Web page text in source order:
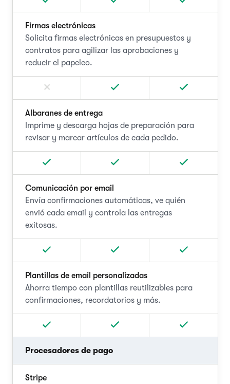
Firmas electrónicas
Solicita firmas electrónicas en presupuestos y
contratos para agilizar las aprobaciones y
reducir el papeleo.
Albaranes de entrega
Imprime y descarga hojas de preparación para
revisar y marcar artículos de cada pedido.
Comunicación por email
Envía confirmaciones automáticas, ve quién
envió cada email y controla las entregas
exitosas.
Plantillas de email personalizadas
Ahorra tiempo con plantillas reutilizables para
confirmaciones, recordatorios y más.
Procesadores de pago
Stripe